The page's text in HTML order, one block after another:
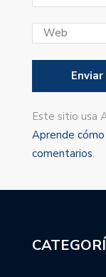
Este sitio usa
Aprende
comentarios.